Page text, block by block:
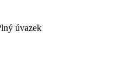
úvazek